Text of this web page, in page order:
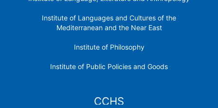
Institute of Languages ​​and Cultures of the
Mediterranean and the Near East
Institute of Philosophy
Institute of Public Policies and Goods
CCHS